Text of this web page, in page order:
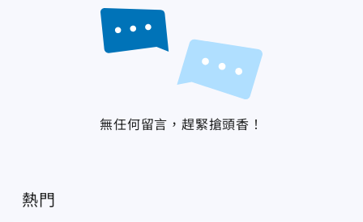
無任何留言，趕緊搶頭香！
熱門